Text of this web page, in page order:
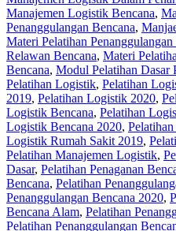
Manajemen Logistik Bencana,
Penanggulangan Bencana,
Materi Pelatihan Penanggulangan
Relawan Bencana, Materi
Bencana, Modul Pelatihan Dasar
Pelatihan Logistik, Pelatihan
2019, Pelatihan Logistik 2020,
Logistik Bencana, Pelatihan
Logistik Bencana 2020,
Logistik Rumah Sakit 2019,
Pelatihan Manajemen Logistik,
Dasar, Pelatihan Penaganan
Bencana, Pelatihan
Penanggulangan Bencana 2020,
Bencana Alam, Pelatihan
Pelatihan Penanggulangan